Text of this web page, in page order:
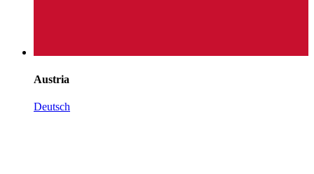
Austria
Deutsch